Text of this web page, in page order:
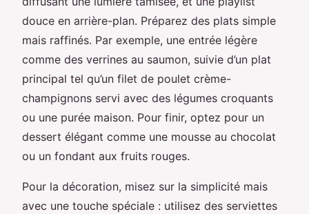
douce en arrière-plan. Préparez des plats simple
mais raffinés. Par exemple, une entrée légère
comme des verrines au saumon, suivie d’un plat
principal tel qu’un filet de poulet crème-
champignons servi avec des légumes croquants
ou une purée maison. Pour finir, optez pour un
dessert élégant comme une mousse au chocolat
ou un fondant aux fruits rouges.
Pour la décoration, misez sur la simplicité mais
avec une touche spéciale : utilisez des serviettes